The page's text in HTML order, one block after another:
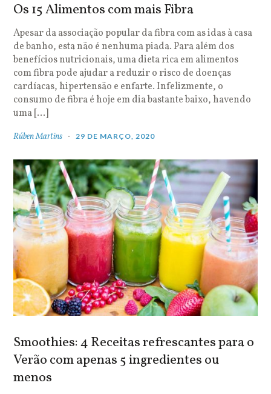
Os 15 Alimentos com mais Fibra
Apesar da associação popular da fibra com as idas à casa
de banho, esta não é nenhuma piada. Para além dos
benefícios nutricionais, uma dieta rica em alimentos
com fibra pode ajudar a reduzir o risco de doenças
cardíacas, hipertensão e enfarte. Infelizmente, o
consumo de fibra é hoje em dia bastante baixo, havendo
uma […]
Rúben Martins 29 DE MARÇO, 2020
Smoothies: 4 Receitas refrescantes para o
Verão com apenas 5 ingredientes ou
menos